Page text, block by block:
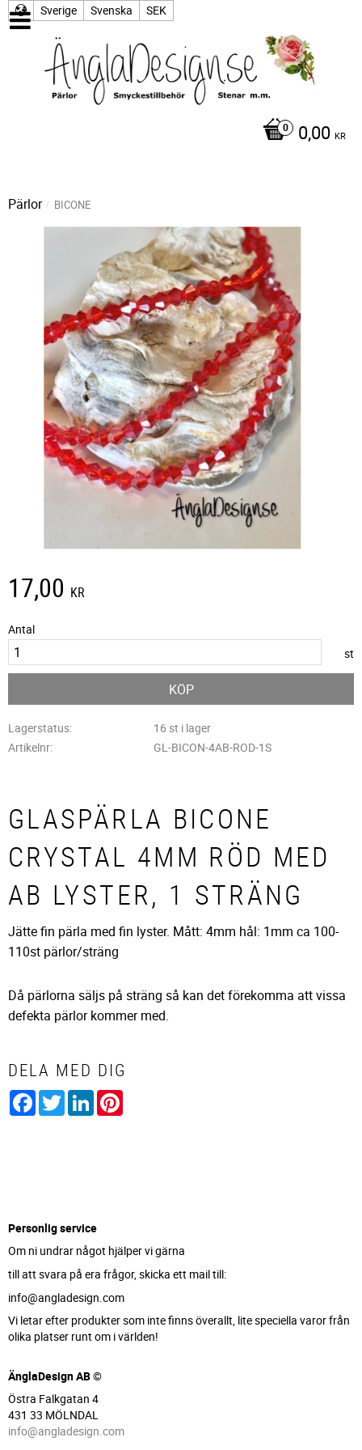
Sverige Svenska SEK
0,00 KR
Pärlor BICONE
17,00 KR
Antal
st
KÖP
Lagerstatus
16 st i lager
Artikelnr
GL-BICON-4AB-ROD-1S
GLASPÄRLA BICONE
CRYSTAL 4MM RÖD MED
AB LYSTER, 1 STRÄNG
Jätte fin pärla med fin lyster. Mått: 4mm hål: 1mm ca 100-
110st pärlor/sträng
Då pärlorna säljs på sträng så kan det förekomma att vissa
defekta pärlor kommer med.
DELA MED DIG
Facebook
TwitterLinkedIn
Personlig service
Om ni undrar något hjälper vi gärna
till att svara på era frågor, skicka ett mail till:
info@angladesign.com
Vi letar efter produkter som inte finns överallt, lite speciella varor från
olika platser runt om i världen!
ÄnglaDesign AB ©
Östra Falkgatan 4
431 33 MÖLNDAL
info@angladesign.com